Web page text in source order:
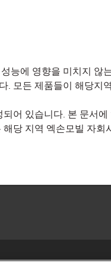
능에 영향을 미치지 않
. 모든 제품들이 해당지
어 있습니다. 본 문서에
당 지역 엑손모빌 자회